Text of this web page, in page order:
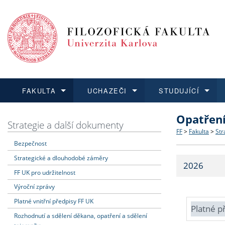
FAKULTA
Dozvědět se více
Struktura
Strategie
Fakultní
UCHAZEČI
Podat přihlášku
Co
Učitelské
STUDUJÍCÍ
Dozvědět se více
Dozvědět se více
O vědě a
Dozvědět se více
Aktuální
Strategie a další dokumenty
Bezpečnost
Strategické a dlouhodobé záměry
FF UK pro udržitelnost
Výroční zprávy
Platné vnitřní předpisy FF UK
Rozhodnutí a sdělení děkana, opatření a sdělení
FF > Fakulta >
2026
Platné